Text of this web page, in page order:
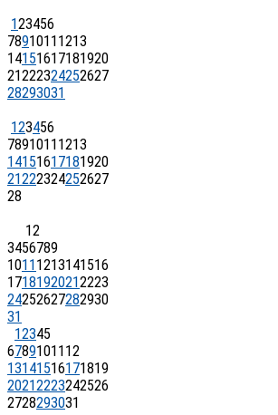
123456
7891011 1213
14151617181920
21222324252627
28293031
123456
7891011 1213
14151617181920
21222324252627
28
12
3456789
1011 1213141516
17181920212223
24252627282930
31
12345
67891011 12
13141516171819
20212223242526
2728293031